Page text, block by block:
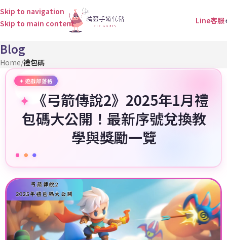
Skip to navigation
Skip to main content
Line客服
Blog
Home/禮包碼
《弓箭傳說2》2025年1月禮
包碼大公開！最新序號兌換教
學與獎勵一覽